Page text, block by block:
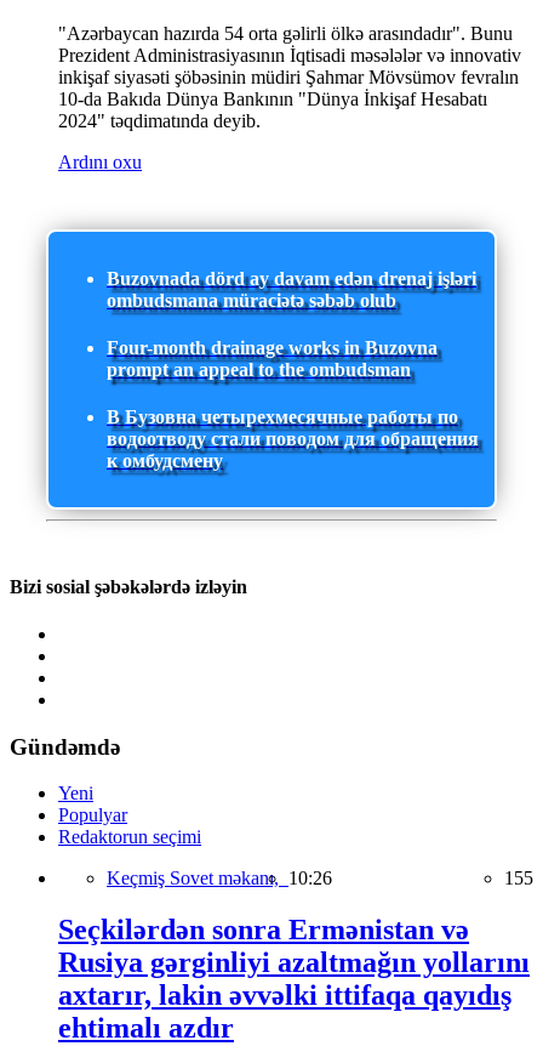
"Azərbaycan hazırda 54 orta gəlirli ölkə arasındadır". Bunu
Prezident Administrasiyasının İqtisadi məsələlər və innovativ
inkişaf siyasəti şöbəsinin müdiri Şahmar Mövsümov fevralın
10-da Bakıda Dünya Bankının "Dünya İnkişaf Hesabatı
2024" təqdimatında deyib.
Ardını oxu
Buzovnada dörd ay davam edən drenaj işləri
ombudsmana müraciətə səbəb olub
Four-month drainage works in Buzovna
prompt an appeal to the ombudsman
В Бузовна четырехмесячные работы по
водоотводу стали поводом для обращения
к омбудсмену
Bizi sosial şəbəkələrdə izləyin
Gündəmdə
Yeni
Populyar
Redaktorun seçimi
Keçmiş Sovet məkanı, 10:26 155
Seçkilərdən sonra Ermənistan və
Rusiya gərginliyi azaltmağın yollarını
axtarır, lakin əvvəlki ittifaqa qayıdış
ehtimalı azdır